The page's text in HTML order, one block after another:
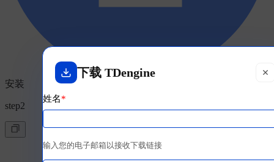
安装
step2
下载 TDengine
姓名*
输入您的电子邮箱以接收下载链接